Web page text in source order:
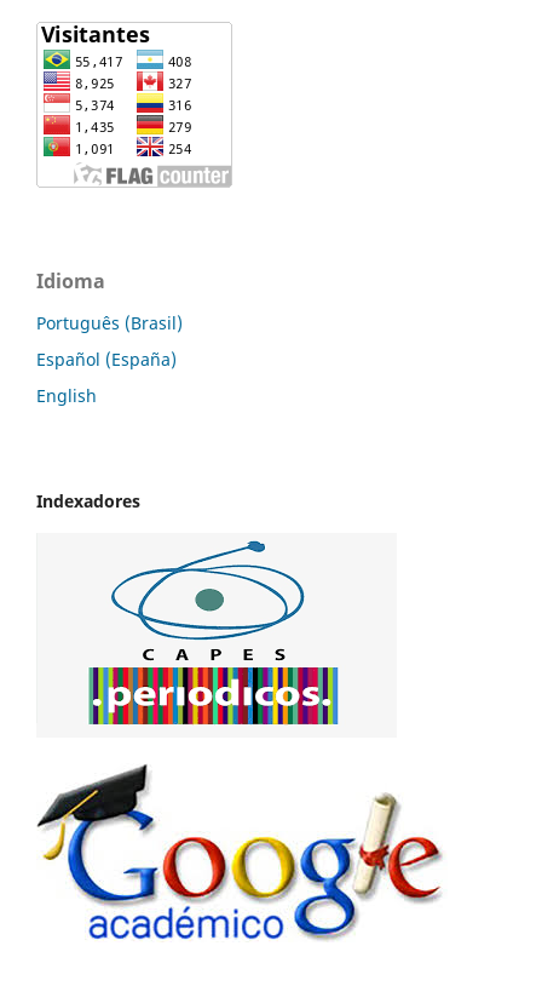
Idioma
Português (Brasil)
Español (España)
English
Indexadores